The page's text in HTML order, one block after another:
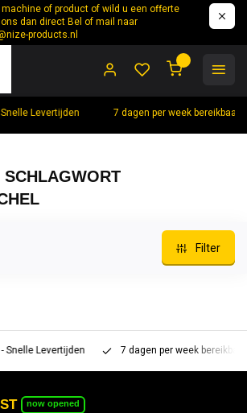
of product of wild u een offerte
dan direct Bel of mail naar
products.nl
Levertijden 7 dagen per week bereikbaar
Filter
Levertijden 7 dagen per week bereikbaar
now opened